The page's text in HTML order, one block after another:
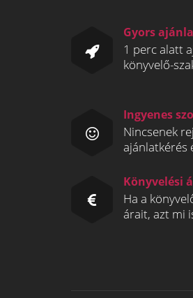
Gyors
1 perc alatt
könyvelő-
Ingyenes
Nincsenek
ajánlatkérés
Könyvelési
Ha a
árait, azt mi